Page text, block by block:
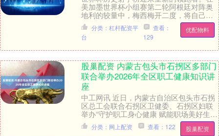
美加墨世界杯小组赛第二轮阿根廷对阵奥
地利的较量中，梅西梅开二度，将自己的
世界杯总进球数刷新至18球，正式登顶世
界杯历史射手王....
优配物料
分类：杠杆配资平
台
查看：
129
股巢配资 内蒙古包头市石拐区多部门
联合举办2026年全区职工健康知识讲
座
中工网讯 近日，内蒙古自治区包头市石拐
区总工会联合石拐区卫健委、石拐区妇联
举办“守护职工身心健康 赋能职场美好生
活”2026年全区职工健康知识讲座。 活动
特邀石....
股巢配资
分类：网上配资 查看：122